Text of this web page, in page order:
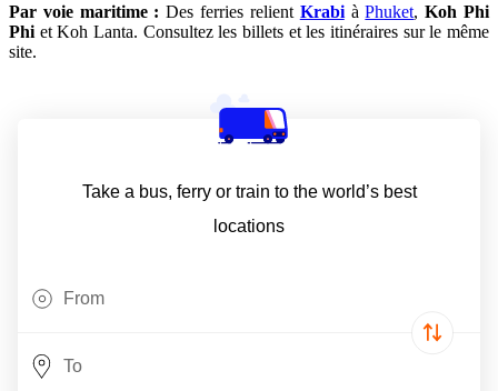
Par voie maritime : Des ferries relient KrabiàPhuket,Koh Phi
Phi et Koh Lanta. Consultez les billets et les itinéraires sur le même
site.
Take a bus, ferry or train to the world’s best
locations